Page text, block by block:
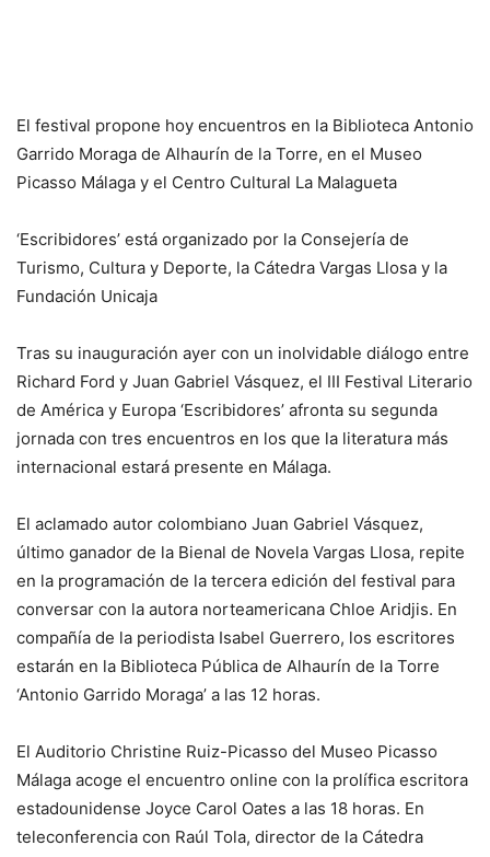
El festival propone hoy encuentros en la Biblioteca Antonio
Garrido Moraga de Alhaurín de la Torre, en el Museo
Picasso Málaga y el Centro Cultural La Malagueta
‘Escribidores’ está organizado por la Consejería de
Turismo, Cultura y Deporte, la Cátedra Vargas Llosa y la
Fundación Unicaja
Tras su inauguración ayer con un inolvidable diálogo entre
Richard Ford y Juan Gabriel Vásquez, el III Festival Literario
de América y Europa ‘Escribidores’ afronta su segunda
jornada con tres encuentros en los que la literatura más
internacional estará presente en Málaga.
El aclamado autor colombiano Juan Gabriel Vásquez,
último ganador de la Bienal de Novela Vargas Llosa, repite
en la programación de la tercera edición del festival para
conversar con la autora norteamericana Chloe Aridjis. En
compañía de la periodista Isabel Guerrero, los escritores
estarán en la Biblioteca Pública de Alhaurín de la Torre
‘Antonio Garrido Moraga’ a las 12 horas.
El Auditorio Christine Ruiz-Picasso del Museo Picasso
Málaga acoge el encuentro online con la prolífica escritora
estadounidense Joyce Carol Oates a las 18 horas. En
teleconferencia con Raúl Tola, director de la Cátedra